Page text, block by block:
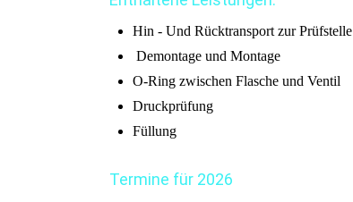
Hin - Und Rücktransport zur Prüfstelle
Demontage und Montage
O-Ring zwischen Flasche und Ventil
Druckprüfung
Füllung
Termine für 2026